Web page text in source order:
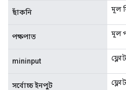
ছাঁকনি মূল
পক্ষপাত মূল
mininput
সর্বোচ্চ ইনপুট